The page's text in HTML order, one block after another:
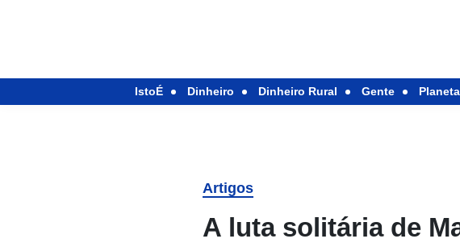
IstoÉ Dinheiro Dinheiro Rural Gente Planeta
Artigos
A luta solitária de